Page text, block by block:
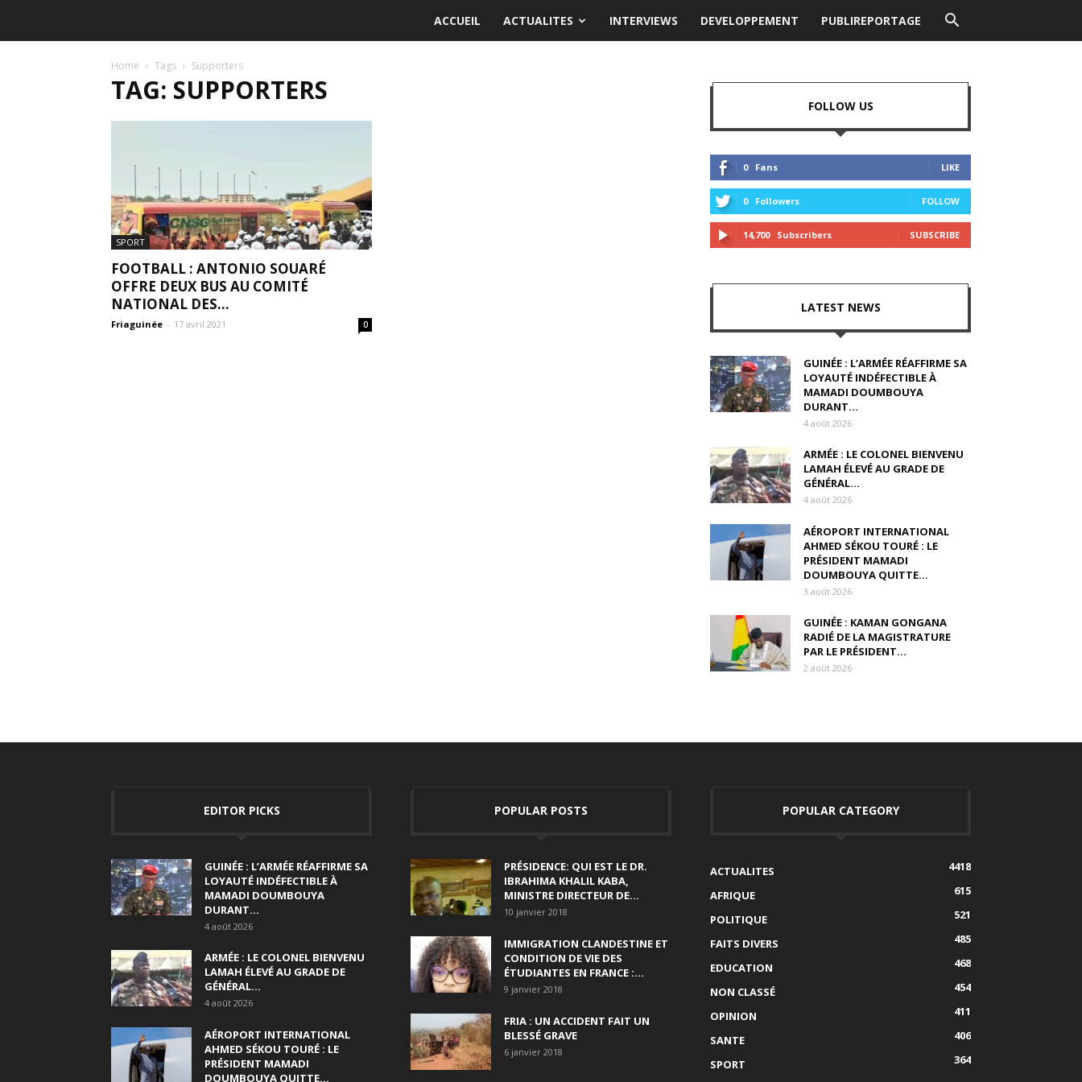
ACCUEIL ACTUALITES INTERVIEWS DEVELOPPEMENT PUBLIREPORTAGE
Home Tags Supporters
TAG: SUPPORTERS
SPORT
FOOTBALL : ANTONIO SOUARÉ
OFFRE DEUX BUS AU COMITÉ
NATIONAL DES...
Friaguinée - 17 avril 2021 0
FOLLOW US
0 Fans LIKE
0 Followers FOLLOW
14,700 Subscribers SUBSCRIBE
LATEST NEWS
GUINÉE : L’ARMÉE RÉAFFIRME SA
LOYAUTÉ INDÉFECTIBLE À
MAMADI DOUMBOUYA
DURANT...
4 août 2026
ARMÉE : LE COLONEL BIENVENU
LAMAH ÉLEVÉ AU GRADE DE
GÉNÉRAL...
4 août 2026
AÉROPORT INTERNATIONAL
AHMED SÉKOU TOURÉ : LE
PRÉSIDENT MAMADI
DOUMBOUYA QUITTE...
3 août 2026
GUINÉE : KAMAN GONGANA
RADIÉ DE LA MAGISTRATURE
PAR LE PRÉSIDENT...
2 août 2026
EDITOR PICKS
GUINÉE : L’ARMÉE RÉAFFIRME SA
LOYAUTÉ INDÉFECTIBLE À
MAMADI DOUMBOUYA
DURANT...
4 août 2026
ARMÉE : LE COLONEL BIENVENU
LAMAH ÉLEVÉ AU GRADE DE
GÉNÉRAL...
4 août 2026
AÉROPORT INTERNATIONAL
AHMED SÉKOU TOURÉ : LE
PRÉSIDENT MAMADI
DOUMBOUYA QUITTE...
POPULAR POSTS
PRÉSIDENCE: QUI EST LE DR.
IBRAHIMA KHALIL KABA,
MINISTRE DIRECTEUR DE...
10 janvier 2018
IMMIGRATION CLANDESTINE ET
CONDITION DE VIE DES
ÉTUDIANTES EN FRANCE :...
9 janvier 2018
FRIA : UN ACCIDENT FAIT UN
BLESSÉ GRAVE
6 janvier 2018
POPULAR CATEGORY
ACTUALITES
4418
AFRIQUE
615
POLITIQUE
521
FAITS DIVERS
485
EDUCATION
468
NON CLASSÉ
454
OPINION
411
SANTE
406
SPORT
364